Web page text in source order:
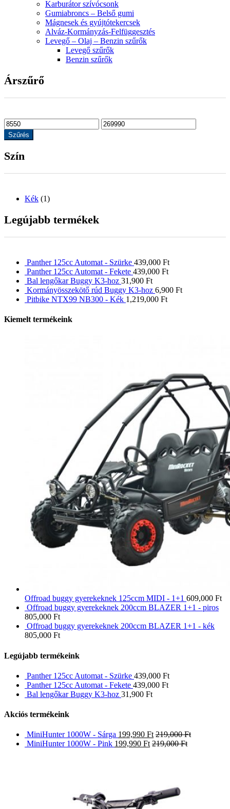
Karburátor szívócsonk
Gumiabroncs – Belső gumi
Mágnesek és gyújtótekercsek
Alváz-Kormányzás-Felfüggesztés
Levegő – Olaj – Benzin szűrők
Levegő szűrők
Benzin szűrők
Árszűrő
Szűrés
Szín
Kék (1)
Legújabb termékek
Panther 125cc Automat - Szürke 439,000 Ft
Panther 125cc Automat - Fekete 439,000 Ft
Bal lengőkar Buggy K3-hoz 31,900 Ft
Kormányösszekötő rúd Buggy K3-hoz 6,900 Ft
Pitbike NTX99 NB300 - Kék 1,219,000 Ft
Kiemelt termékeink
Offroad buggy gyerekeknek 125ccm MIDI - 1+1 609,000 Ft
Offroad buggy gyerekeknek 200ccm BLAZER 1+1 - piros
805,000 Ft
Offroad buggy gyerekeknek 200ccm BLAZER 1+1 - kék
805,000 Ft
Legújabb termékeink
Panther 125cc Automat - Szürke 439,000 Ft
Panther 125cc Automat - Fekete 439,000 Ft
Bal lengőkar Buggy K3-hoz 31,900 Ft
Akciós termékeink
MiniHunter 1000W - Sárga 199,990 Ft 219,000Ft
MiniHunter 1000W - Pink 199,990 Ft 219,000Ft